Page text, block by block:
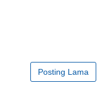
Posting Lama